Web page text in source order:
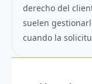
derecho del
suelen
cuando la